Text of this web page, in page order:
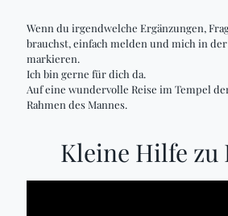
Wenn du irgendwelche Ergänzungen,
brauchst, einfach melden und mich in
markieren.
Ich bin gerne für dich da.
Auf eine wundervolle Reise im Tempel
Rahmen des Mannes.
Kleine Hilfe zu